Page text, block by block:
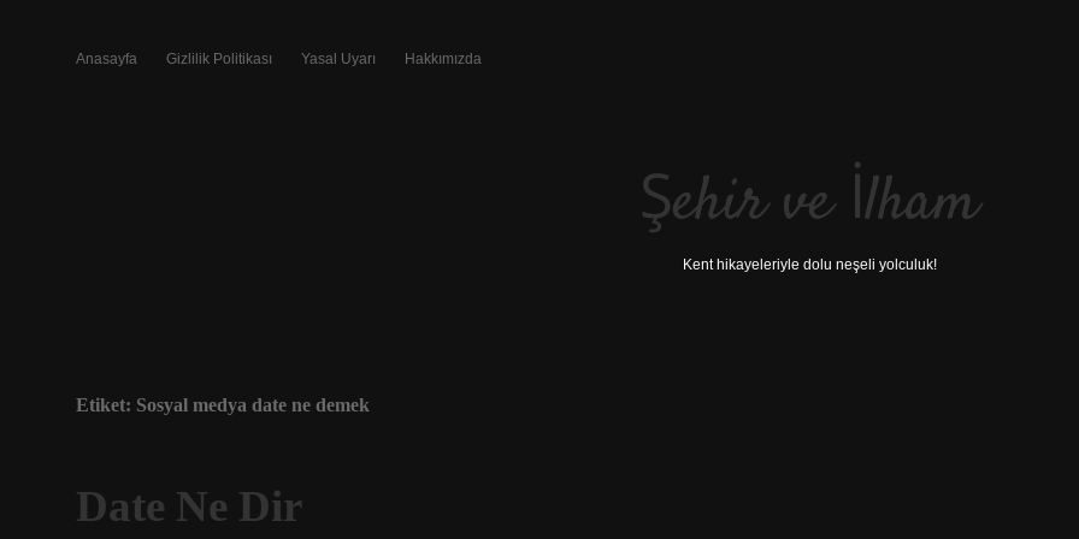
Anasayfa Gizlilik Politikası Yasal Uyarı Hakkımızda
Şehir ve İlham
Kent hikayeleriyle dolu neşeli yolculuk!
Etiket: Sosyal medya date ne demek
Date Ne Dir